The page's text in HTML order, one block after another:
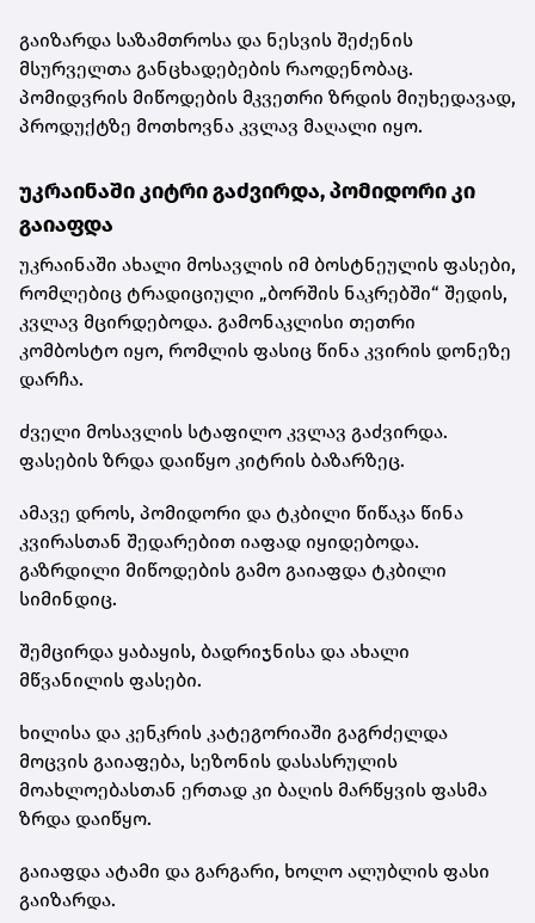
გაიზარდა საზამთროსა და ნესვის შეძენის
მსურველთა განცხადებების რაოდენობაც.
პომიდვრის მიწოდების მკვეთრი ზრდის მიუხედავად,
პროდუქტზე მოთხოვნა კვლავ მაღალი იყო.
უკრაინაში კიტრი გაძვირდა, პომიდორი კი
გაიაფდა
უკრაინაში ახალი მოსავლის იმ ბოსტნეულის ფასები,
რომლებიც ტრადიციული „ბორშის ნაკრებში“ შედის,
კვლავ მცირდებოდა. გამონაკლისი თეთრი
კომბოსტო იყო, რომლის ფასიც წინა კვირის დონეზე
დარჩა.
ძველი მოსავლის სტაფილო კვლავ გაძვირდა.
ფასების ზრდა დაიწყო კიტრის ბაზარზეც.
ამავე დროს, პომიდორი და ტკბილი წიწაკა წინა
კვირასთან შედარებით იაფად იყიდებოდა.
გაზრდილი მიწოდების გამო გაიაფდა ტკბილი
სიმინდიც.
შემცირდა ყაბაყის, ბადრიჯნისა და ახალი
მწვანილის ფასები.
ხილისა და კენკრის კატეგორიაში გაგრძელდა
მოცვის გაიაფება, სეზონის დასასრულის
მოახლოებასთან ერთად კი ბაღის მარწყვის ფასმა
ზრდა დაიწყო.
გაიაფდა ატამი და გარგარი, ხოლო ალუბლის ფასი
გაიზარდა.